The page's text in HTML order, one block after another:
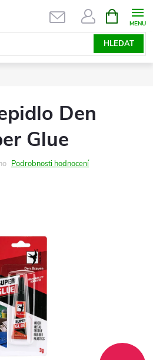
HLEDAT
NÁKUPNÍ
KOŠÍK
Den
Glue
Podrobnosti hodnocení